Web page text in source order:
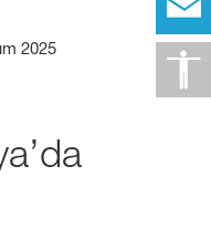
2025